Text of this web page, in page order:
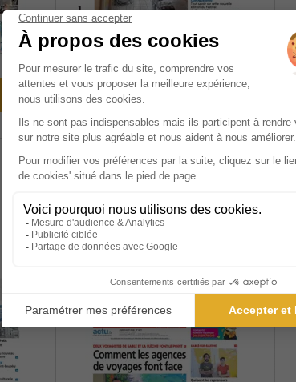
1 an
83,20 €
71,00 € -15%
Ajouter au panier